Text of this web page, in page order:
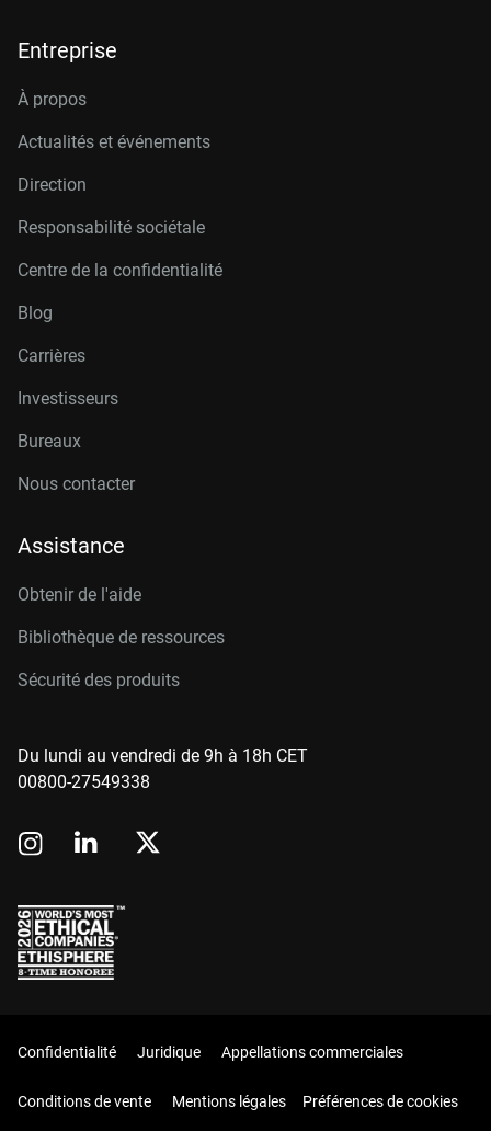
Entreprise
À propos
Actualités et événements
Direction
Responsabilité sociétale
Centre de la confidentialité
Blog
Carrières
Investisseurs
Bureaux
Nous contacter
Assistance
Obtenir de l'aide
Bibliothèque de ressources
Sécurité des produits
Du lundi au vendredi de 9h à 18h CET
00800-27549338
Confidentialité Juridique Appellations commerciales
Conditions de vente Mentions légales Préférences de cookies